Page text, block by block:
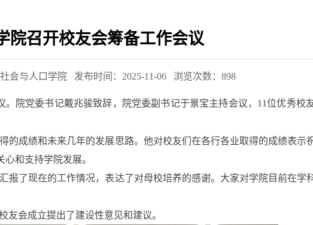
院召开校友会筹备工作会议
会与人口学院 发布时间：2025-11-06 浏览次数： 898
院党委书记戴兆骏致辞，院党委副书记于景宝主持会议， 11位优秀校
的成绩和未来几年的发展思路。他对校友们在各行各业取得的成绩表示
和支持学院发展。
报了现在的工作情况，表达了对母校培养的感谢。大家对学院目前在学
友会成立提出了建设性意见和建议。